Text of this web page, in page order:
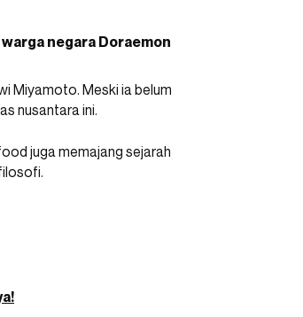
negara Doraemon
Miyamoto. Meski ia belum
nusantara ini.
juga memajang sejarah